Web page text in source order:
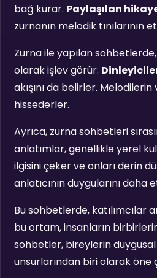
bağ kurar. Paylaşılan
zurnanın melodik
Zurna ile yapılan
olarak işlev görür.
akışını da belirler.
hissederler.
Ayrıca, zurna sohbetleri
anlatımlar, genellikle yerel
ilgisini çeker ve onları derin
anlatıcının duygularını
Bu sohbetlerde, katılımcılar
bu ortam, insanların
sohbetler, bireylerin duygusal
unsurlarından biri olarak öne